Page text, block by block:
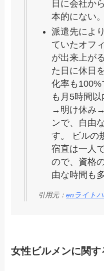
日に会社か
本的にない。
派遣先によ
ていたオフ
が出来上が
た日に休日
化率も100%
も月5時間
→明け休み→
ンで、自由
す。 ビルの
宿直は一人
ので、資格
由な時間も
引用元：enライト
女性ビルメンに関す